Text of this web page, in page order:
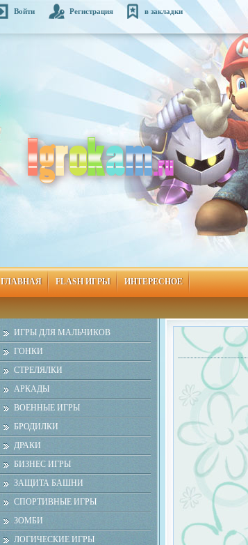
Войти Регистрация в закладки
ГЛАВНАЯ FLASH ИГРЫ ИНТЕРЕСНОЕ
ИГРЫ ДЛЯ МАЛЬЧИКОВ
ГОНКИ
СТРЕЛЯЛКИ
АРКАДЫ
ВОЕННЫЕ ИГРЫ
БРОДИЛКИ
ДРАКИ
БИЗНЕС ИГРЫ
ЗАЩИТА БАШНИ
СПОРТИВНЫЕ ИГРЫ
ЗОМБИ
ЛОГИЧЕСКИЕ ИГРЫ